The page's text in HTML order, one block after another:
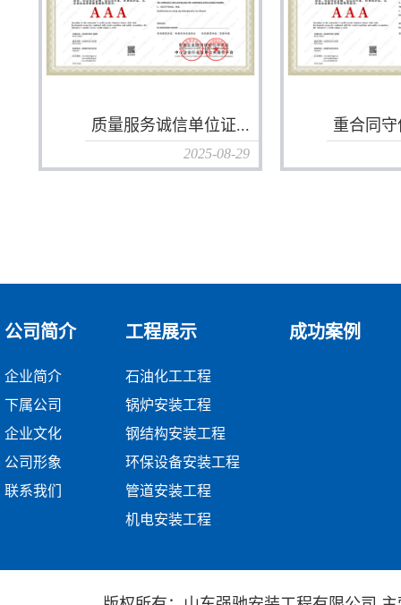
质量服务诚信单位证...
2025-08-29
重合同
公司简介
企业简介
下属公司
企业文化
公司形象
联系我们
工程展示
石油化工工程
锅炉安装工程
钢结构安装工程
环保设备安装工程
管道安装工程
机电安装工程
成功案例